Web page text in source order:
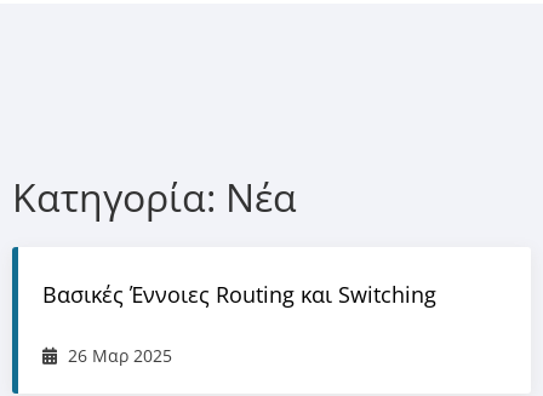
Κατηγορία: Νέα
Βασικές Έννοιες Routing και Switching
26 Μαρ 2025